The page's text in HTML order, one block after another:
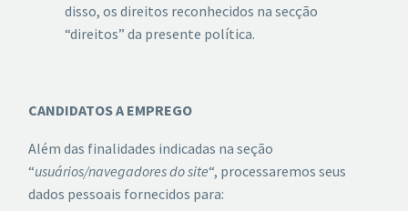
disso, os direitos reconhecidos na secção
“direitos” da presente política.
CANDIDATOS A EMPREGO
Além das finalidades indicadas na seção
“usuários/navegadores do site“, processaremos seus
dados pessoais fornecidos para: